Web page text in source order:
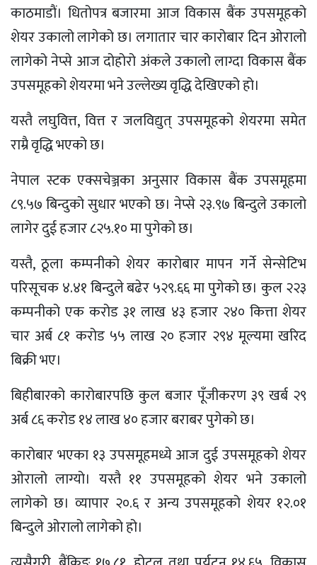
काठमाडाैं। धितोपत्र बजारमा आज विकास बैंक उपसमूहको
शेयर उकालो लागेको छ। लगातार चार कारोबार दिन ओरालो
लागेको नेप्से आज दोहोरो अंकले उकालो लाग्दा विकास बैंक
उपसमूहको शेयरमा भने उल्लेख्य वृद्धि देखिएको हो।
यस्तै लघुवित्त, वित्त र जलविद्युत् उपसमूहको शेयरमा समेत
राम्रै वृद्धि भएको छ।
नेपाल स्टक एक्सचेञ्जका अनुसार विकास बैंक उपसमूहमा
८९.५७ बिन्दुको सुधार भएको छ। नेप्से २३.९७ बिन्दुले उकालो
लागेर दुई हजार ८२५.१० मा पुगेको छ।
यस्तै, ठूला कम्पनीको शेयर कारोबार मापन गर्ने सेन्सेटिभ
परिसूचक ४.४१ बिन्दुले बढेर ५२९.६६ मा पुगेको छ। कुल २२३
कम्पनीको एक करोड ३१ लाख ४३ हजार २४० कित्ता शेयर
चार अर्ब ८१ करोड ५५ लाख २० हजार २९४ मूल्यमा खरिद
बिक्री भए।
बिहीबारको कारोबारपछि कुल बजार पूँजीकरण ३९ खर्ब २९
अर्ब ८६ करोड १४ लाख ४० हजार बराबर पुगेको छ।
कारोबार भएका १३ उपसमूहमध्ये आज दुई उपसमूहको शेयर
ओरालो लाग्यो। यस्तै ११ उपसमूहको शेयर भने उकालो
लागेको छ। व्यापार २०.६ र अन्य उपसमूहको शेयर १२.०१
बिन्दुले ओरालो लागेको हो।